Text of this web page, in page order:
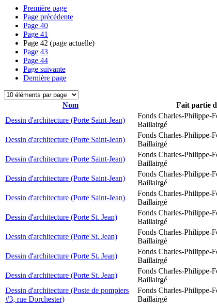
Première page
Page précédente
Page 40
Page 41
Page 42 (page actuelle)
Page 43
Page 44
Page suivante
Dernière page
Nom
Fait partie
Dessin d'architecture (Porte Saint-Jean)
Fonds Charles-Philippe-
Baillairgé
Dessin d'architecture (Porte Saint-Jean)
Fonds Charles-Philippe-
Baillairgé
Dessin d'architecture (Porte Saint-Jean)
Fonds Charles-Philippe-
Baillairgé
Dessin d'architecture (Porte Saint-Jean)
Fonds Charles-Philippe-
Baillairgé
Dessin d'architecture (Porte Saint-Jean)
Fonds Charles-Philippe-
Baillairgé
Dessin d'architecture (Porte St. Jean)
Fonds Charles-Philippe-
Baillairgé
Dessin d'architecture (Porte St. Jean)
Fonds Charles-Philippe-
Baillairgé
Dessin d'architecture (Porte St. Jean)
Fonds Charles-Philippe-
Baillairgé
Dessin d'architecture (Porte St. Jean)
Fonds Charles-Philippe-
Baillairgé
Dessin d'architecture (Poste de pompiers
#3, rue Dorchester)
Fonds Charles-Philippe-
Baillairgé